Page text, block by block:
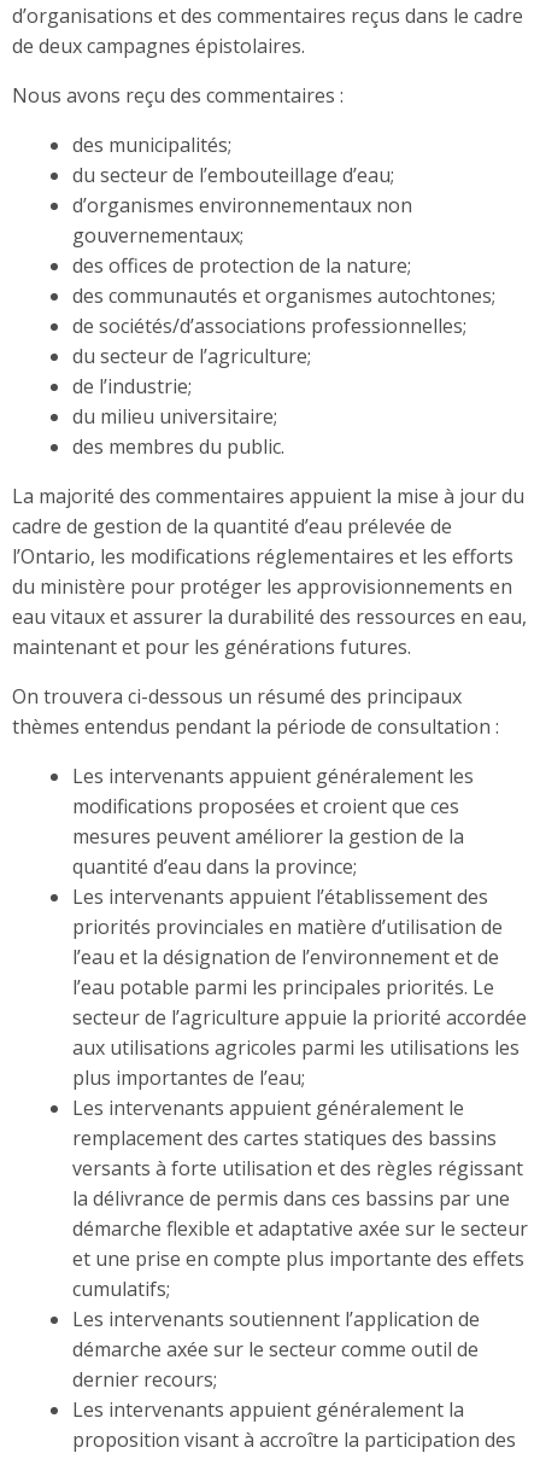
d’organisations et des commentaires reçus dans le cadre
de deux campagnes épistolaires.
Nous avons reçu des commentaires :
des municipalités;
du secteur de l’embouteillage d’eau;
d’organismes environnementaux non
gouvernementaux;
des offices de protection de la nature;
des communautés et organismes autochtones;
de sociétés/d’associations professionnelles;
du secteur de l’agriculture;
de l’industrie;
du milieu universitaire;
des membres du public.
La majorité des commentaires appuient la mise à jour du
cadre de gestion de la quantité d’eau prélevée de
l’Ontario, les modifications réglementaires et les efforts
du ministère pour protéger les approvisionnements en
eau vitaux et assurer la durabilité des ressources en eau,
maintenant et pour les générations futures.
On trouvera ci-dessous un résumé des principaux
thèmes entendus pendant la période de consultation :
Les intervenants appuient généralement les
modifications proposées et croient que ces
mesures peuvent améliorer la gestion de la
quantité d’eau dans la province;
Les intervenants appuient l’établissement des
priorités provinciales en matière d’utilisation de
l’eau et la désignation de l’environnement et de
l’eau potable parmi les principales priorités. Le
secteur de l’agriculture appuie la priorité accordée
aux utilisations agricoles parmi les utilisations les
plus importantes de l’eau;
Les intervenants appuient généralement le
remplacement des cartes statiques des bassins
versants à forte utilisation et des règles régissant
la délivrance de permis dans ces bassins par une
démarche flexible et adaptative axée sur le secteur
et une prise en compte plus importante des effets
cumulatifs;
Les intervenants soutiennent l’application de
démarche axée sur le secteur comme outil de
dernier recours;
Les intervenants appuient généralement la
proposition visant à accroître la participation des